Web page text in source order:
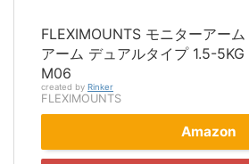
FLEXIMOUNTS モニターアー
アーム デュアルタイプ 1.5-
M06
created by Rinker
FLEXIMOUNTS
Amazon